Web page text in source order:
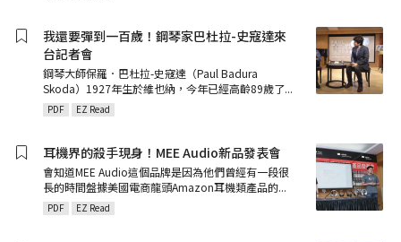
我還要彈到一百歲！鋼琴家巴杜拉-史寇達來
台記者會
鋼琴大師保羅．巴杜拉-史寇達（Paul Badura
Skoda）1927年生於維也納，今年已經高齡89歲了...
PDF EZ Read
耳機界的殺手現身！MEE Audio新品發表會
會知道MEE Audio這個品牌是因為他們曾經有一段很
長的時間盤據美國電商龍頭Amazon耳機類產品的...
PDF EZ Read